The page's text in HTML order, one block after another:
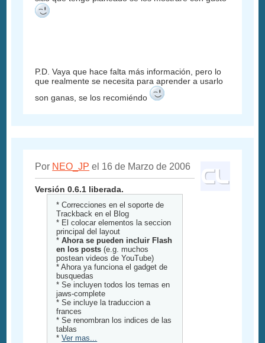
P.D. Vaya que hace falta más información, pero lo
que realmente se necesita para aprender a usarlo
son ganas, se los recomiéndo
Por NEO_JP el 16 de Marzo de 2006
Versión 0.6.1 liberada.
* Correcciones en el soporte de
Trackback en el Blog
* El colocar elementos la seccion
principal del layout
*Ahora se pueden incluir Flash
en los posts (e.g. muchos
postean videos de YouTube)
* Ahora ya funciona el gadget de
busquedas
* Se incluyen todos los temas en
jaws-complete
* Se incluye la traduccion a
frances
* Se renombran los indices de las
tablas
*Ver mas...